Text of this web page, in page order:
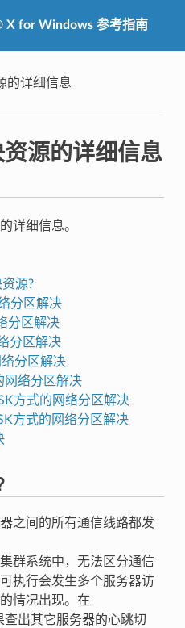
X for Windows 参考指南
的详细信息
源的详细信息
详细信息。
源?
分区解决
分区解决
分区解决
分区解决
网络分区解决
方式的网络分区解决
方式的网络分区解决
之间的所有通信线路都发
群系统中，无法区分通信
执行会发生多个服务器访
情况出现。在
查出其它服务器的心跳切